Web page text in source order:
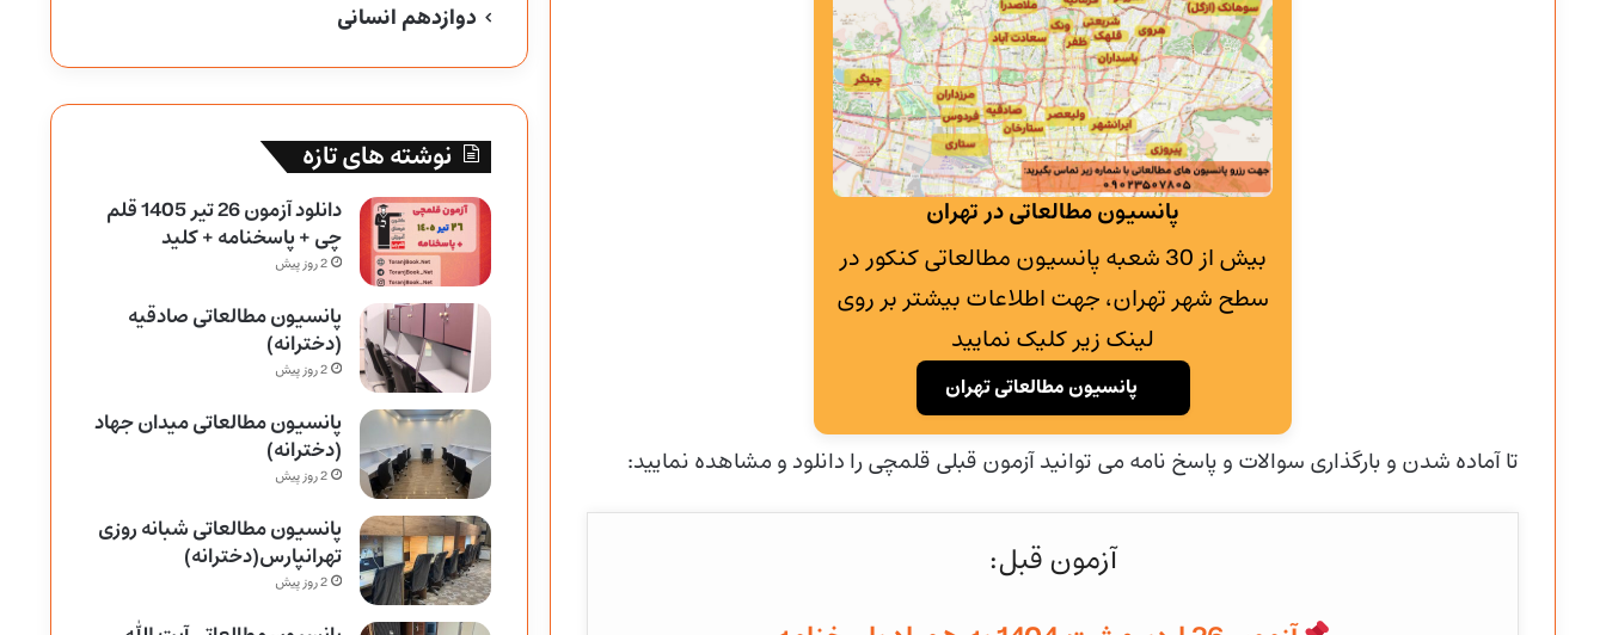
پانسیون مطالعاتی در تهران
بیش از 30 شعبه پانسیون مطالعاتی کنکور در
سطح شهر تهران، جهت اطلاعات بیشتر بر روی
لینک زیر کلیک نمایید
پانسیون مطالعاتی تهران
تا آماده شدن و بارگذاری سوالات و پاسخ نامه می توانید آزمون قبلی قلمچی را دانلود و مشاهده نمایید:
آزمون قبل:
دوازدهم انسانی
نوشته های تازه
دانلود آزمون 26 تیر 1405 قلم
چی + پاسخنامه + کلید
2 روز پیش
پانسیون مطالعاتی صادقیه
(دخترانه)
2 روز پیش
پانسیون مطالعاتی میدان جهاد
(دخترانه)
2 روز پیش
پانسیون مطالعاتی شبانه روزی
تهرانپارس(دخترانه)
2 روز پیش